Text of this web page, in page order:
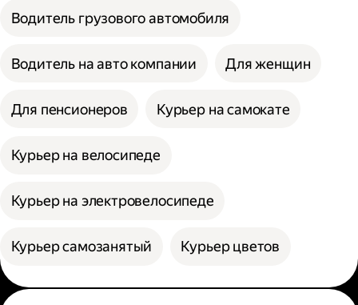
Водитель грузового автомобиля
Водитель на авто компании Для женщин
Для пенсионеров Курьер на самокате
Курьер на велосипеде
Курьер на электровелосипеде
Курьер самозанятый Курьер цветов